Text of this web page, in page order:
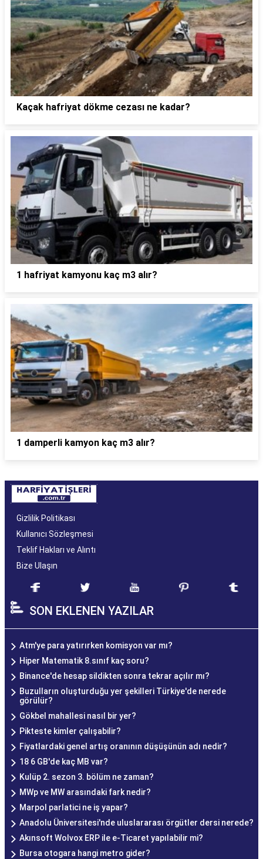
Kaçak hafriyat dökme cezası ne kadar?
1 hafriyat kamyonu kaç m3 alır?
1 damperli kamyon kaç m3 alır?
Gizlilik Politikası
Kullanıcı Sözleşmesi
Teklif Hakları ve Alıntı
Bize Ulaşın
SON EKLENEN YAZILAR
Atm'ye para yatırırken komisyon var mı?
Hiper Matematik 8.sınıf kaç soru?
Binance'de hesap sildikten sonra tekrar açılır mı?
Buzulların oluşturduğu yer şekilleri Türkiye'de nerede
görülür?
Gökbel mahallesi nasıl bir yer?
Pikteste kimler çalışabilir?
Fiyatlardaki genel artış oranının düşüşünün adı nedir?
18 6 GB'de kaç MB var?
Kulüp 2. sezon 3. bölüm ne zaman?
MWp ve MW arasındaki fark nedir?
Marpol parlatici ne iş yapar?
Anadolu Üniversitesi'nde uluslararası örgütler dersi nerede?
Akınsoft Wolvox ERP ile e-Ticaret yapılabilir mi?
Bursa otogara hangi metro gider?